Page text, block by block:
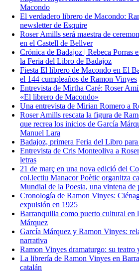
Macondo
El verdadero librero de Macondo:
newsletter de Esquire
Roser Amills será maestra de
en el Castell de Bellver
Crónica de Badajoz | Rebeca Porras
la Feria del Libro de Badajoz
Fiesta El librero de Macondo en El
el 144 cumpleaños de Ramon Vinyes
Entrevista de Mirtha Caré: Roser
«El librero de Macondo»
Una entrevista de Mirian Romero a
Roser Amills rescata la figura de
que recrea los inicios de García
Manuel Lara
Badajoz, primera Feria del Libro
Entrevista de Cris Monteoliva a
letras
21 de març en una nova edició del
col.lectiu Manacor Poètic organitza
Mundial de la Poesia, una vintena de
Cronología de Ramon Vinyes:
expulsión en 1925
Barranquilla como puerto cultural en
Márquez
García Márquez y Ramon Vinyes:
narrativa
Ramon Vinyes dramaturgo: su teatro
La librería de Ramon Vinyes en
catalán